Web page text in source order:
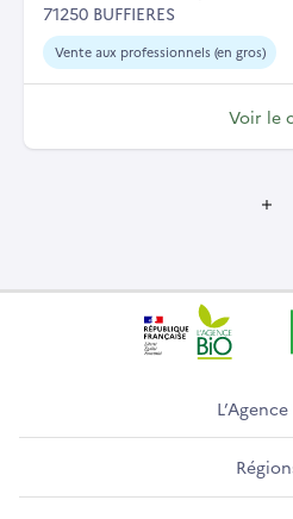
71250 BUFFIERES
Vente aux professionnels (en gros)
Voir le